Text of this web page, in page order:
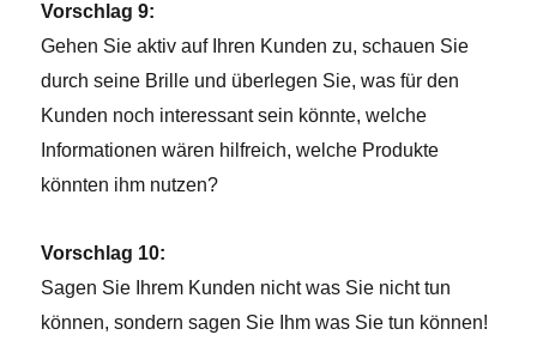
Vorschlag 9:
Gehen Sie aktiv auf Ihren Kunden zu, schauen Sie
durch seine Brille und überlegen Sie, was für den
Kunden noch interessant sein könnte, welche
Informationen wären hilfreich, welche Produkte
könnten ihm nutzen?
Vorschlag 10:
Sagen Sie Ihrem Kunden nicht was Sie nicht tun
können, sondern sagen Sie Ihm was Sie tun können!